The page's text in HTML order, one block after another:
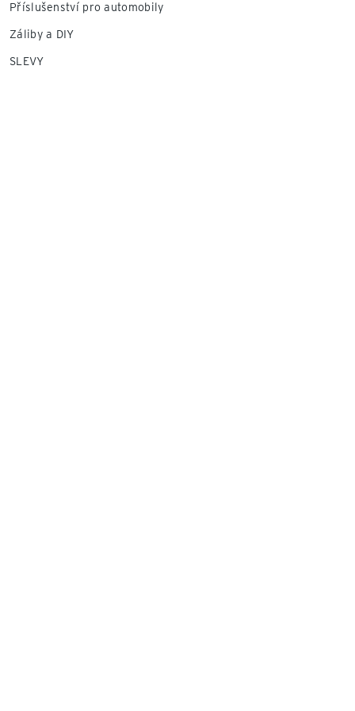
Příslušenství pro automobily
Záliby a DIY
SLEVY